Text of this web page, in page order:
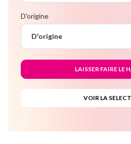
D'origine
D'origine